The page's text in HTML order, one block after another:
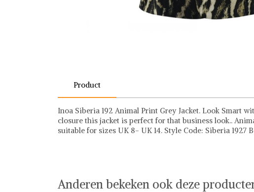
Product
Inoa Siberia 192 Animal Print Grey Jacket. Look Smart
closure this jacket is perfect for that business look..
suitable for sizes UK 8- UK 14. Style Code: Siberia 1927
Anderen bekeken ook deze